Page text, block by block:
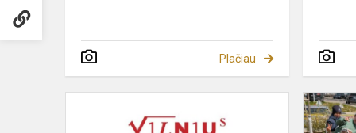
Plačiau
Aktyviausia
mokykla,